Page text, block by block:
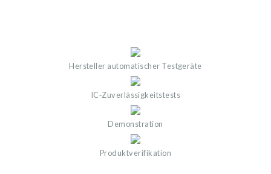
Hersteller automatischer Testgeräte
IC‑Zuverlässigkeitstests
Demonstration
Produktverifikation